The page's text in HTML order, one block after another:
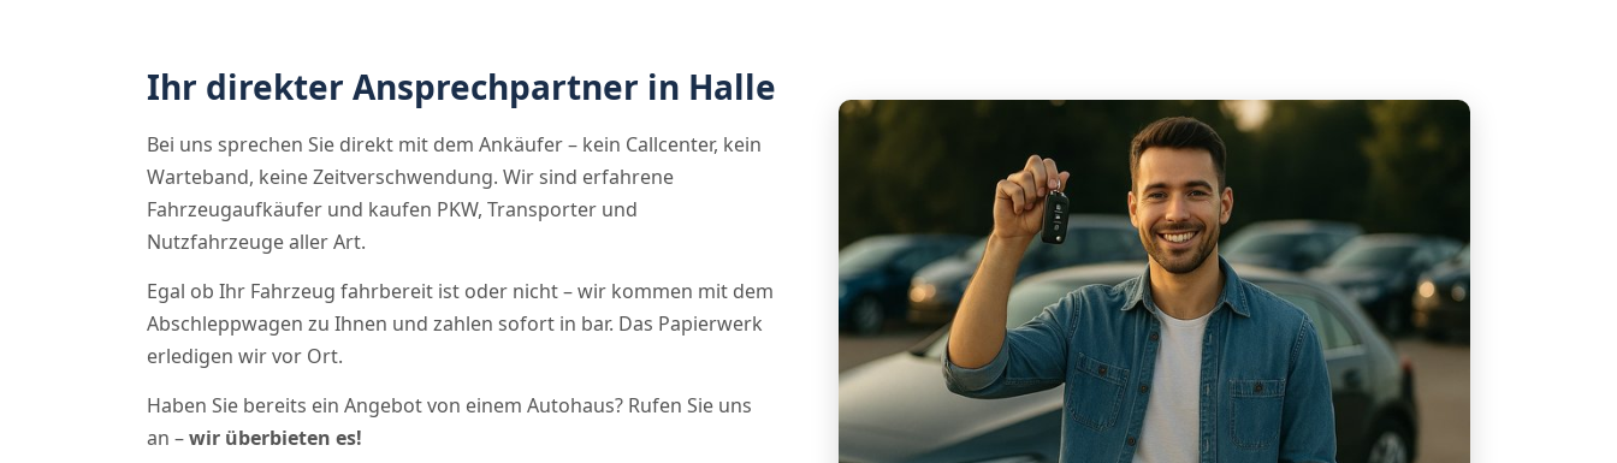
Ihr direkter Ansprechpartner in Halle
Bei uns sprechen Sie direkt mit dem Ankäufer – kein Callcenter, kein
Warteband, keine Zeitverschwendung. Wir sind erfahrene
Fahrzeugaufkäufer und kaufen PKW, Transporter und
Nutzfahrzeuge aller Art.
Egal ob Ihr Fahrzeug fahrbereit ist oder nicht – wir kommen mit dem
Abschleppwagen zu Ihnen und zahlen sofort in bar. Das Papierwerk
erledigen wir vor Ort.
Haben Sie bereits ein Angebot von einem Autohaus? Rufen Sie uns
an –wir überbieten es!